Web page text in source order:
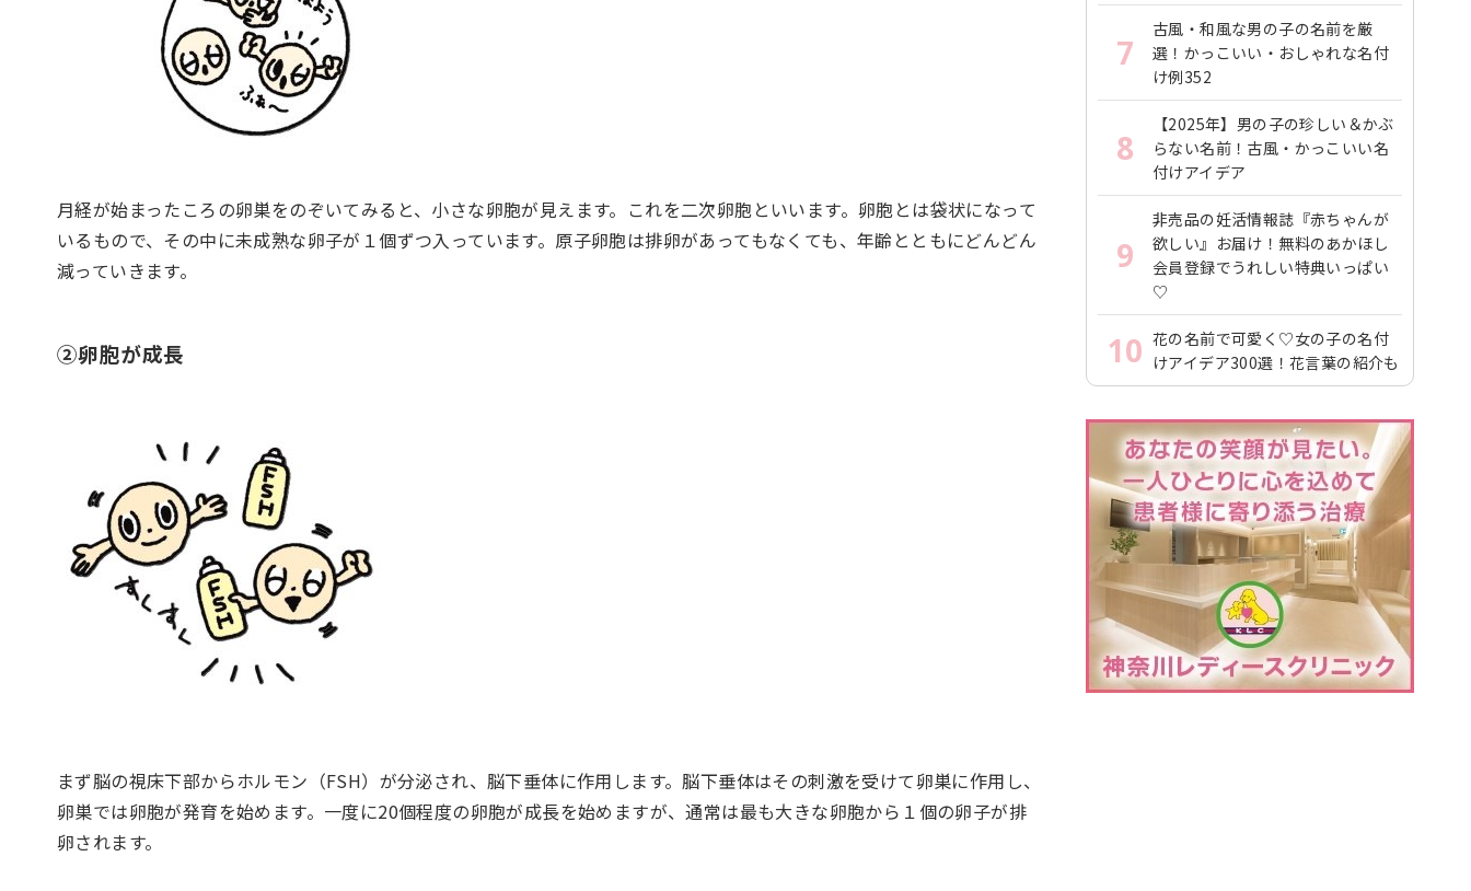
月経が始まったころの卵巣をのぞいてみると、小さな卵胞が見えます。これを二次卵胞といいます。卵胞とは袋状になって
いるもので、その中に未成熟な卵子が１個ずつ入っています。原子卵胞は排卵があってもなくても、年齢とともにどんどん
減っていきます。
②卵胞が成長
まず脳の視床下部からホルモン（FSH）が分泌され、脳下垂体に作用します。脳下垂体はその刺激を受けて卵巣に作用し、
卵巣では卵胞が発育を始めます。一度に20個程度の卵胞が成長を始めますが、通常は最も大きな卵胞から１個の卵子が排
卵されます。
7
古風・和風な男の子の名前を厳
選！かっこいい・おしゃれな名付
け例352
8
【2025年】男の子の珍しい＆かぶ
らない名前！古風・かっこいい名
付けアイデア
9
非売品の妊活情報誌『赤ちゃんが
欲しい』お届け！無料のあかほし
会員登録でうれしい特典いっぱい
♡
10 花の名前で可愛く♡女の子の名付
けアイデア300選！花言葉の紹介も